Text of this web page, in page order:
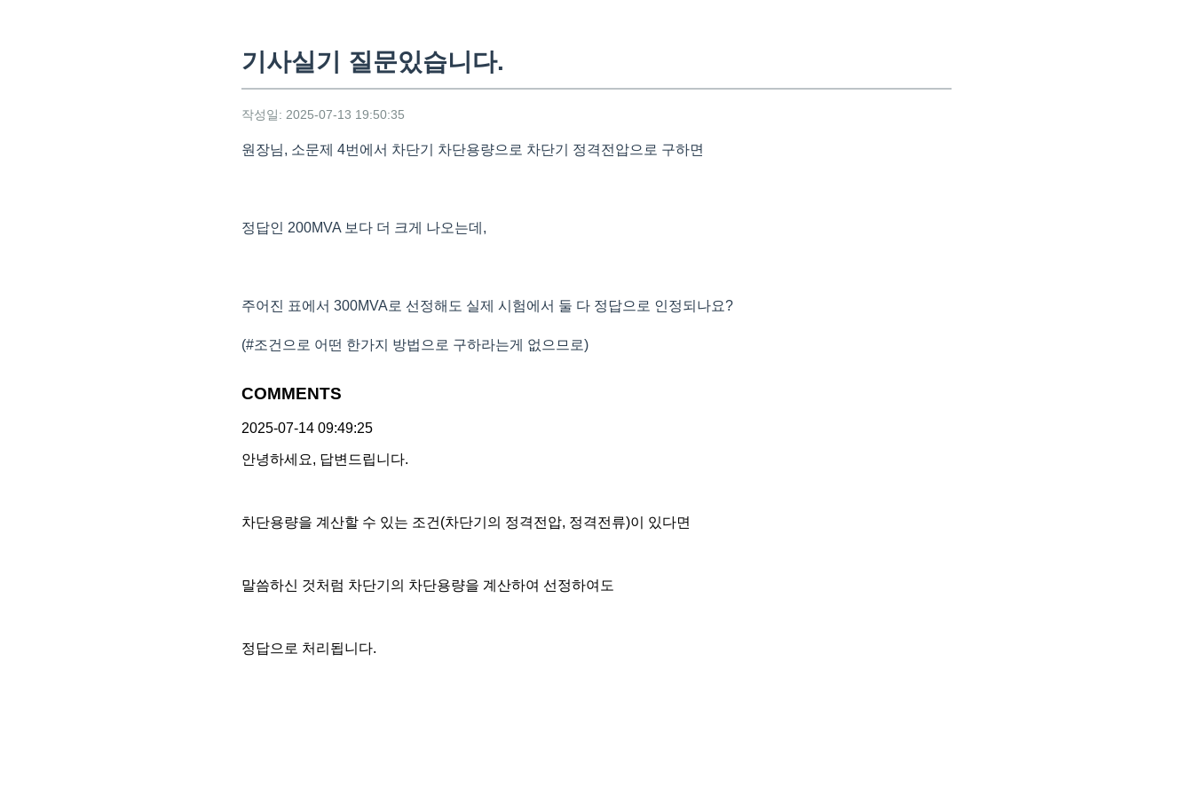
기사실기 질문있습니다.
작성일: 2025-07-13 19:50:35
원장님, 소문제 4번에서 차단기 차단용량으로 차단기 정격전압으로 구하면
정답인 200MVA 보다 더 크게 나오는데,
주어진 표에서 300MVA로 선정해도 실제 시험에서 둘 다 정답으로 인정되나요?
(#조건으로 어떤 한가지 방법으로 구하라는게 없으므로)
COMMENTS
2025-07-14 09:49:25
안녕하세요, 답변드립니다.
차단용량을 계산할 수 있는 조건(차단기의 정격전압, 정격전류)이 있다면
말씀하신 것처럼 차단기의 차단용량을 계산하여 선정하여도
정답으로 처리됩니다.